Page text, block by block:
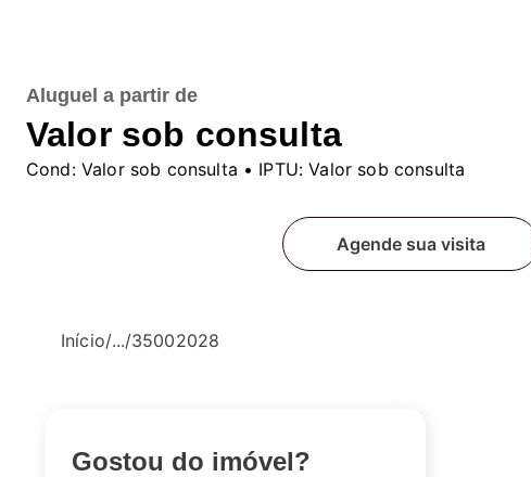
Aluguel a partir de
Valor sob consulta
Cond:Valor sob consulta • IPTU: Valor sob consulta
Agende sua visita
Início/.../35002028
Gostou do imóvel?